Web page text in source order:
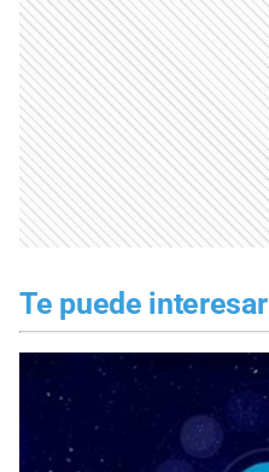
Te puede interesar